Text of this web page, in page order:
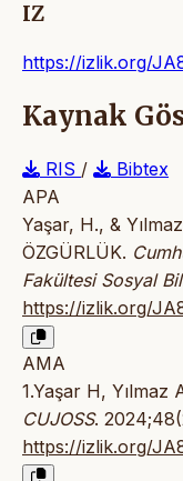
IZ
https://izlik.org/
Kaynak
RIS /
Bibtex
APA
Yaşar, H., &
ÖZGÜRLÜK.
Fakültesi Sosyal
https://izlik.org/
AMA
1.Yaşar H, Yılmaz
CUJOSS.
https://izlik.org/